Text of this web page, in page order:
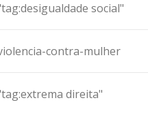
social"
contra-mulher
direita"